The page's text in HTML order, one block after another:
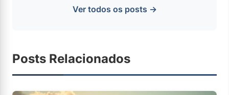
Ver todos os posts →
Posts Relacionados